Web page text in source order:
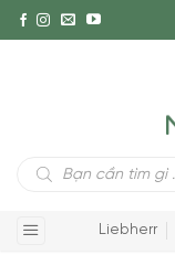
Tìm
kiếm
Liebherr